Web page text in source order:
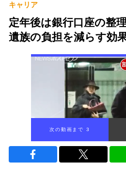
キャリア
定年後は銀行口座の整
遺族の負担を減らす効
次の動画まで 2